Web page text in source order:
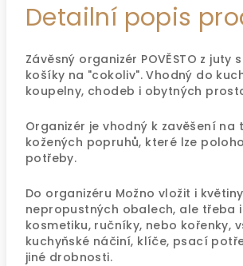
Detailní popis
Závěsný organizér POVĚSTO z juty
košíky na "cokoliv". Vhodný do
koupelny, chodeb i obytných
Organizér je vhodný k zavěšení
kožených popruhů, které lze
potřeby.
Do organizéru Možno vložit i
nepropustných obalech, ale třeba i
kosmetiku, ručníky, nebo kořenky,
kuchyňské náčiní, klíče, psací
jiné drobnosti.